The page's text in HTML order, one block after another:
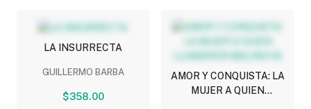
LA INSURRECTA
GUILLERMO BARBA
$358.00
AMOR Y CONQUISTA: LA
MUJER A QUIEN